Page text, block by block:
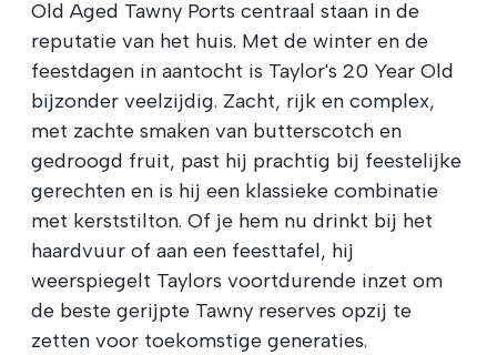
Old Aged Tawny Ports centraal staan in de
reputatie van het huis. Met de winter en de
feestdagen in aantocht is Taylor's 20 Year Old
bijzonder veelzijdig. Zacht, rijk en complex,
met zachte smaken van butterscotch en
gedroogd fruit, past hij prachtig bij feestelijke
gerechten en is hij een klassieke combinatie
met kerststilton. Of je hem nu drinkt bij het
haardvuur of aan een feesttafel, hij
weerspiegelt Taylors voortdurende inzet om
de beste gerijpte Tawny reserves opzij te
zetten voor toekomstige generaties.